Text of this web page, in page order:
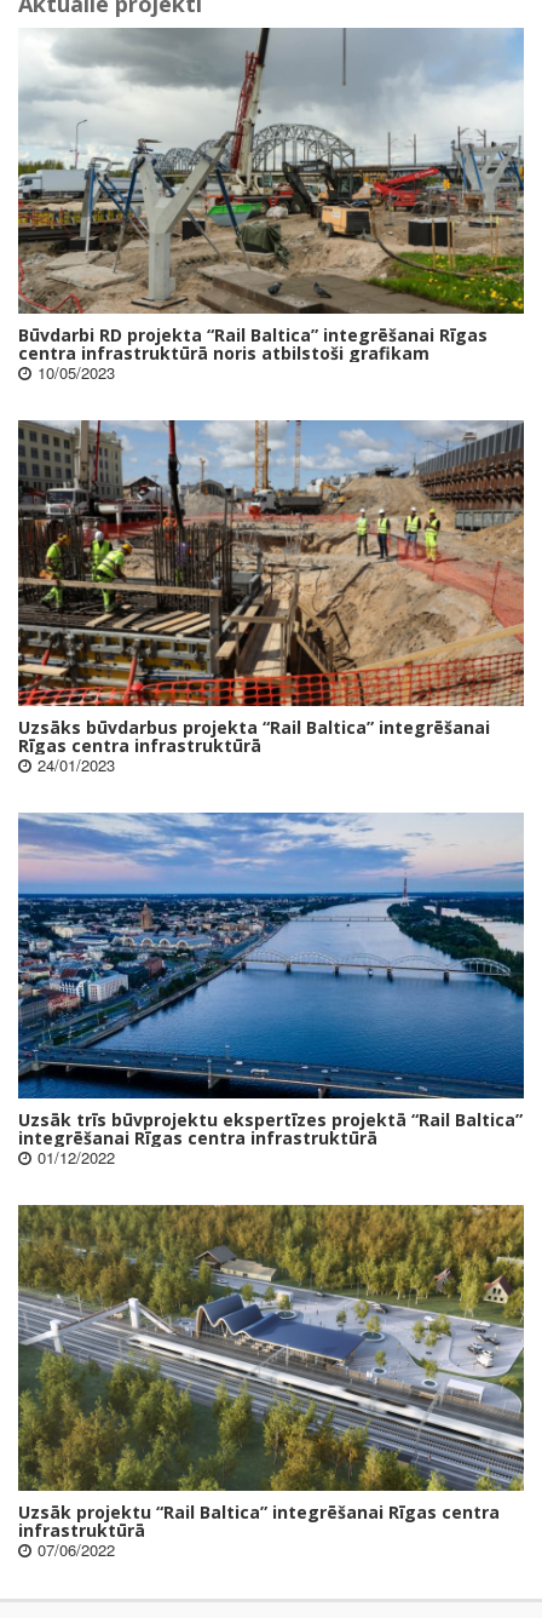
Būvdarbi RD projekta “Rail Baltica” integrēšanai Rīgas
centra infrastruktūrā noris atbilstoši grafikam
10/05/2023
Uzsāks būvdarbus projekta “Rail Baltica” integrēšanai
Rīgas centra infrastruktūrā
24/01/2023
Uzsāk trīs būvprojektu ekspertīzes projektā “Rail Baltica”
integrēšanai Rīgas centra infrastruktūrā
01/12/2022
Uzsāk projektu “Rail Baltica” integrēšanai Rīgas centra
infrastruktūrā
07/06/2022